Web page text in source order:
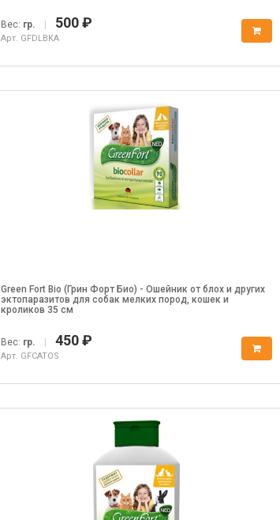
Вес: гр. 500 ₽
Арт. GFDLBKA
Green Fort Bio (Грин Форт Био) - Ошейник от блох и других
эктопаразитов для собак мелких пород, кошек и
кроликов 35 см
Вес: гр. 450 ₽
Арт. GFCATOS